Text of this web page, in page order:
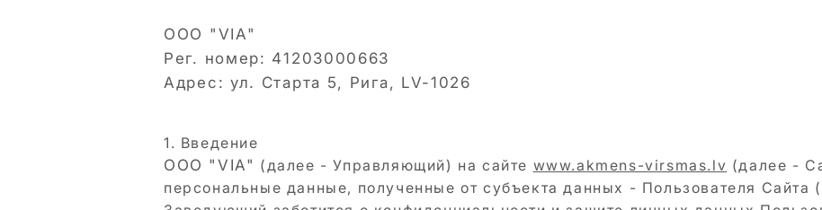
ООО "VIA"
Рег. номер: 41203000663
Адрес: ул. Старта 5, Рига, LV-1026
1. Введение
ООО "VIA" (далее - Управляющий) на сайте www.akmens-virsmas.lv (далее -
персональные данные, полученные от субъекта данных - Пользователя Сайта